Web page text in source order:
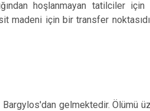
hoşlanmayan tatilciler
madeni için bir transfer
gelmektedir. Ölümü